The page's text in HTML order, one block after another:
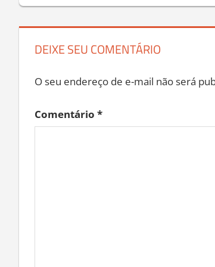
DEIXE SEU COMENTÁRIO
O seu endereço de e-mail não será
Comentário